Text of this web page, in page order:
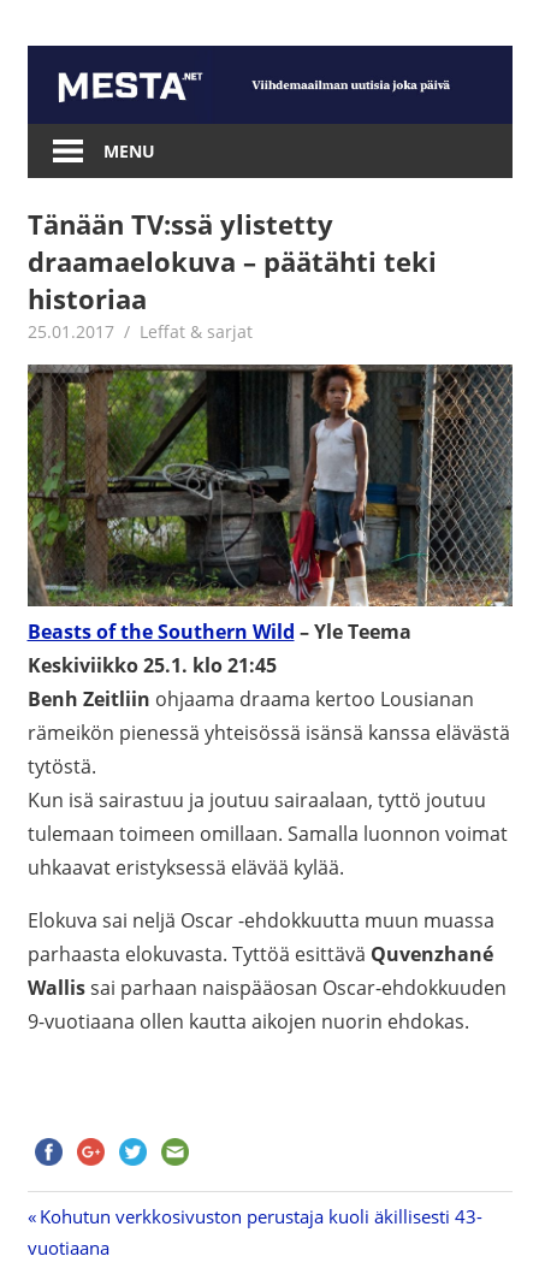
content
Mesta.net
MENU
Tänään TV:ssä ylistetty
draamaelokuva – päätähti teki
historiaa
25.01.2017 Jouni Hirn
Leffat & sarjat
Beasts of the Southern Wild – Yle Teema
Keskiviikko 25.1. klo 21:45
Benh Zeitliin ohjaama draama kertoo Lousianan
rämeikön pienessä yhteisössä isänsä kanssa elävästä
tytöstä.
Kun isä sairastuu ja joutuu sairaalaan, tyttö joutuu
tulemaan toimeen omillaan. Samalla luonnon voimat
uhkaavat eristyksessä elävää kylää.
Elokuva sai neljä Oscar -ehdokkuutta muun muassa
parhaasta elokuvasta. Tyttöä esittävä Quvenzhané
Wallissai parhaan naispääosan Oscar-ehdokkuuden
9-vuotiaana ollen kautta aikojen nuorin ehdokas.
Artikkelien
Previous
Post:
Kohutun verkkosivuston perustaja kuoli äkillisesti 43-
vuotiaana